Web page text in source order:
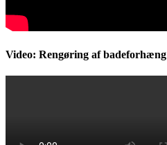
Video: Rengøring af badeforhæng